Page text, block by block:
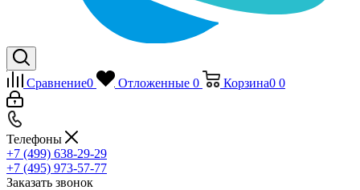
Сравнение0 Отложенные 0 Корзина0 0
Телефоны
+7 (499) 638-29-29
+7 (495) 973-57-77
Заказать звонок